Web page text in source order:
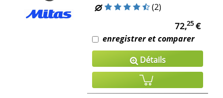
(2)
72,25€
enregistrer et comparer
Détails